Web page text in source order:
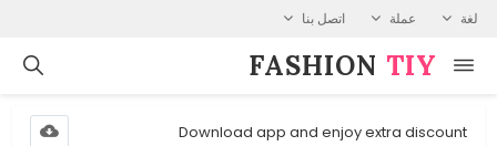
لغة عملة اتصل بنا
FASHION⁠ TIY
Download app and enjoy extra discount